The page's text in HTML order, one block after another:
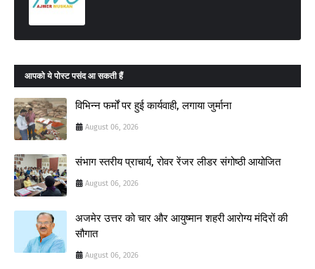
आपको ये पोस्ट पसंद आ सकती हैं
विभिन्न फर्मों पर हुई कार्यवाही, लगाया जुर्माना
August 06, 2026
संभाग स्तरीय प्राचार्य, रोवर रेंजर लीडर संगोष्ठी आयोजित
August 06, 2026
अजमेर उत्तर को चार और आयुष्मान शहरी आरोग्य मंदिरों की
सौगात
August 06, 2026